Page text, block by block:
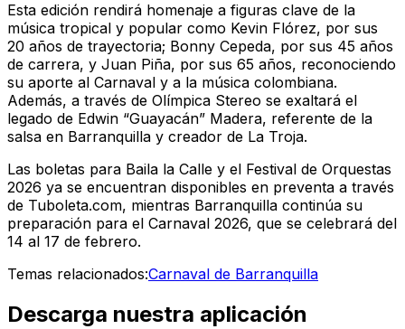
Esta edición rendirá homenaje a figuras clave de la
música tropical y popular como Kevin Flórez, por sus
20 años de trayectoria; Bonny Cepeda, por sus 45 años
de carrera, y Juan Piña, por sus 65 años, reconociendo
su aporte al Carnaval y a la música colombiana.
Además, a través de Olímpica Stereo se exaltará el
legado de Edwin “Guayacán” Madera, referente de la
salsa en Barranquilla y creador de La Troja.
Las boletas para Baila la Calle y el Festival de Orquestas
2026 ya se encuentran disponibles en preventa a través
de Tuboleta.com, mientras Barranquilla continúa su
preparación para el Carnaval 2026, que se celebrará del
14 al 17 de febrero.
Temas relacionados:Carnaval de Barranquilla
Descarga nuestra aplicación